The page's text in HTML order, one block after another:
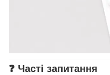
❓ Часті запитання